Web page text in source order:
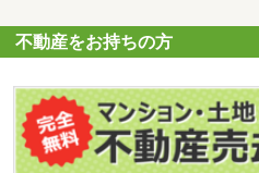
不動産をお持ちの方